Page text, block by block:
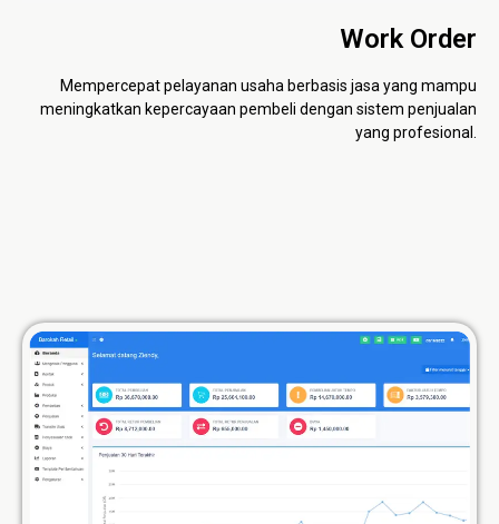
Work Order
Mempercepat pelayanan usaha berbasis jasa yang mampu
meningkatkan kepercayaan pembeli dengan sistem penjualan
yang profesional.